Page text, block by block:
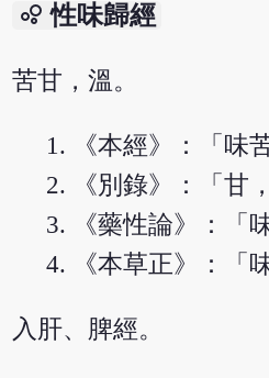
bubble_chart 性味歸經
苦甘，溫。
《本經》：「味
《別錄》：「甘
《藥性論》：「
《本草正》：「
入肝、脾經。